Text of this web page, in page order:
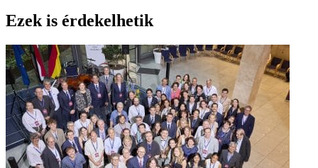
Ezek is érdekelhetik